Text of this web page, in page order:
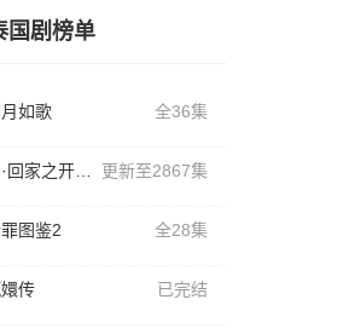
国剧榜单
如歌 全36集
家之开心速递 更新至2867集
图鉴2 全28集
传 已完结